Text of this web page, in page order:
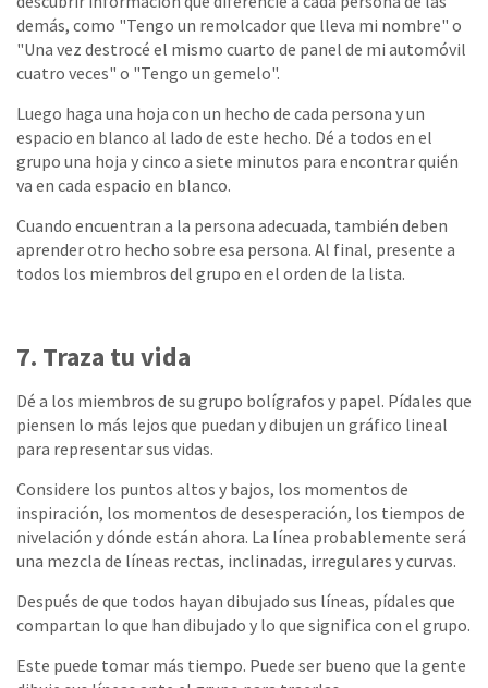
demás, como "Tengo un remolcador que lleva mi nombre" o
"Una vez destrocé el mismo cuarto de panel de mi automóvil
cuatro veces" o "Tengo un gemelo".
Luego haga una hoja con un hecho de cada persona y un
espacio en blanco al lado de este hecho. Dé a todos en el
grupo una hoja y cinco a siete minutos para encontrar quién
va en cada espacio en blanco.
Cuando encuentran a la persona adecuada, también deben
aprender otro hecho sobre esa persona. Al final, presente a
todos los miembros del grupo en el orden de la lista.
7. Traza tu vida
Dé a los miembros de su grupo bolígrafos y papel. Pídales que
piensen lo más lejos que puedan y dibujen un gráfico lineal
para representar sus vidas.
Considere los puntos altos y bajos, los momentos de
inspiración, los momentos de desesperación, los tiempos de
nivelación y dónde están ahora. La línea probablemente será
una mezcla de líneas rectas, inclinadas, irregulares y curvas.
Después de que todos hayan dibujado sus líneas, pídales que
compartan lo que han dibujado y lo que significa con el grupo.
Este puede tomar más tiempo. Puede ser bueno que la gente